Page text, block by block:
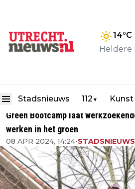
14°C
Heldere
Stadsnieuws 112 ▼
Green Bootcamp laat
werken in het groen
08 APR 2024, 14:24•STADSNIEUWS